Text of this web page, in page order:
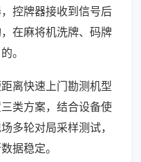
控牌器接收到信号后
在麻将机洗牌、码牌
。
离快速上门勘测机型
类方案，结合设备使
多轮对局采样测试，
据稳定。